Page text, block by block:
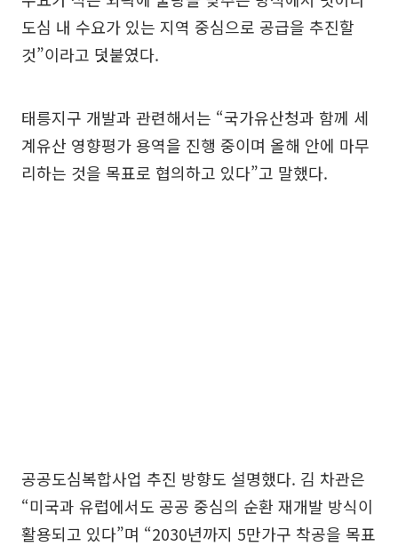
도심 내 수요가 있는 지역 중심으로 공급을 추진할
것”이라고 덧붙였다.
태릉지구 개발과 관련해서는 “국가유산청과 함께 세
계유산 영향평가 용역을 진행 중이며 올해 안에 마무
리하는 것을 목표로 협의하고 있다”고 말했다.
공공도심복합사업 추진 방향도 설명했다. 김 차관은
“미국과 유럽에서도 공공 중심의 순환 재개발 방식이
활용되고 있다”며 “2030년까지 5만가구 착공을 목표